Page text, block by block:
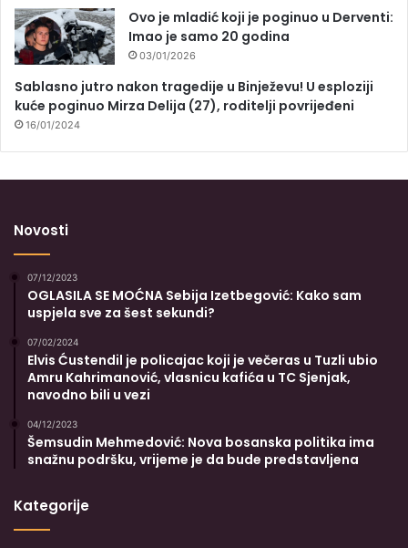
Ovo je mladić koji je poginuo u Derventi:
Imao je samo 20 godina
03/01/2026
Sablasno jutro nakon tragedije u Binježevu! U esploziji
kuće poginuo Mirza Delija (27), roditelji povrijeđeni
16/01/2024
Novosti
07/12/2023
OGLASILA SE MOĆNA Sebija Izetbegović: Kako sam
uspjela sve za šest sekundi?
07/02/2024
Elvis Ćustendil je policajac koji je večeras u Tuzli ubio
Amru Kahrimanović, vlasnicu kafića u TC Sjenjak,
navodno bili u vezi
04/12/2023
Šemsudin Mehmedović: Nova bosanska politika ima
snažnu podršku, vrijeme je da bude predstavljena
Kategorije